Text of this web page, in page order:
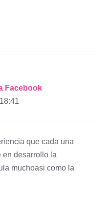
Facebook
que cada una
en desarrollo la
muchoasi como la